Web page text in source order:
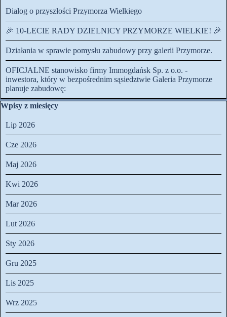
Dialog o przyszłości Przymorza Wielkiego
🎉 10-LECIE RADY DZIELNICY PRZYMORZE WIELKIE! 🎉
Działania w sprawie pomysłu zabudowy przy galerii Przymorze.
OFICJALNE stanowisko firmy Immogdańsk Sp. z o.o. -
inwestora, który w bezpośrednim sąsiedztwie Galeria Przymorze
planuje zabudowę:
Pomiń blok Wpisy z miesięcy
Wpisy z miesięcy
Lip 2026
Cze 2026
Maj 2026
Kwi 2026
Mar 2026
Lut 2026
Sty 2026
Gru 2025
Lis 2025
Wrz 2025